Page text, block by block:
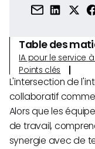
Table des
IA pour le service
Points clés
L'intersection de
collaboratif
Alors que les
de travail,
synergie avec de